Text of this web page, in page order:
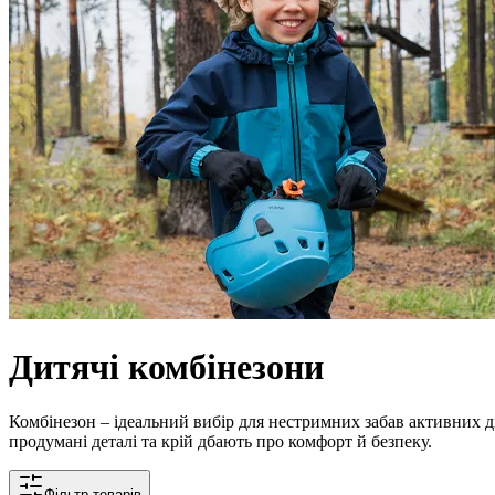
Дитячі комбінезони
Комбінезон – ідеальний вибір для нестримних забав активних
продумані деталі та крій дбають про комфорт й безпеку.